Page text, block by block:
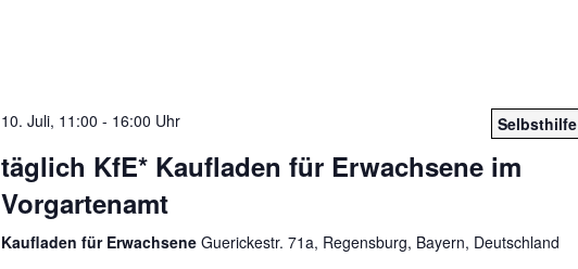
10. Juli, 11:00 - 16:00 Uhr Selbsthilfe
täglich KfE* Kaufladen für Erwachsene im
Vorgartenamt
Kaufladen für Erwachsene Guerickestr. 71a, Regensburg, Bayern, Deutschland